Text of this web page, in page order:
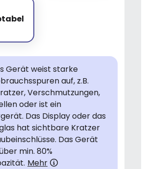
Gerät weist starke
auf, z.B.
Verschmutzungen,
oder ist ein
Das Display oder das
hat sichtbare Kratzer
Das Gerät
min. 80%
Mehr